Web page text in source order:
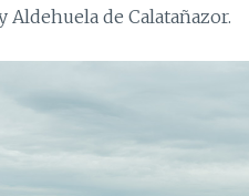
de Calatañazor.